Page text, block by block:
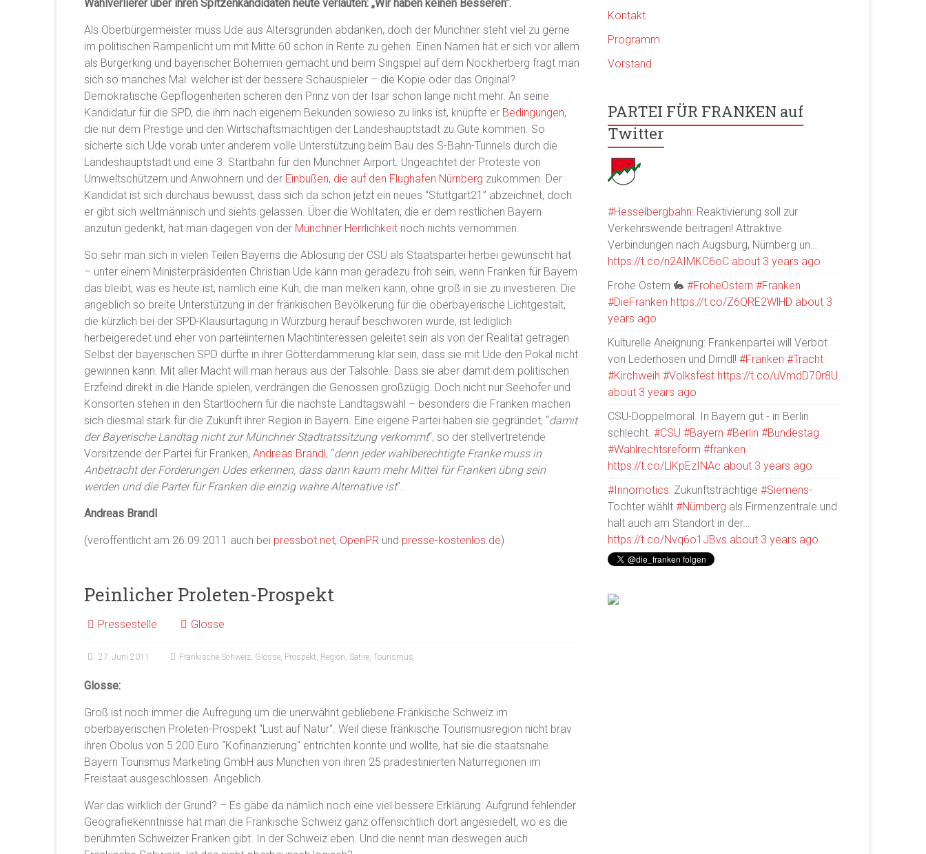
Wahlverlierer über ihren Spitzenkandidaten heute verlauten: „Wir haben keinen Besseren“.
Als Oberbürgermeister muss Ude aus Altersgründen abdanken, doch der Münchner steht viel zu gerne
im politischen Rampenlicht um mit Mitte 60 schon in Rente zu gehen. Einen Namen hat er sich vor allem
als Bürgerking und bayerischer Bohemien gemacht und beim Singspiel auf dem Nockherberg fragt man
sich so manches Mal: welcher ist der bessere Schauspieler – die Kopie oder das Original?
Demokratische Gepflogenheiten scheren den Prinz von der Isar schon lange nicht mehr. An seine
Kandidatur für die SPD, die ihm nach eigenem Bekunden sowieso zu links ist, knüpfte er Bedingungen,
die nur dem Prestige und den Wirtschaftsmächtigen der Landeshauptstadt zu Gute kommen. So
sicherte sich Ude vorab unter anderem volle Unterstützung beim Bau des S-Bahn-Tunnels durch die
Landeshauptstadt und eine 3. Startbahn für den Münchner Airport. Ungeachtet der Proteste von
Umweltschützern und Anwohnern und der Einbußen, die auf den Flughafen Nürnberg zukommen. Der
Kandidat ist sich durchaus bewusst, dass sich da schon jetzt ein neues “Stuttgart21” abzeichnet, doch
er gibt sich weltmännisch und siehts gelassen. Über die Wohltaten, die er dem restlichen Bayern
anzutun gedenkt, hat man dagegen von der Münchner Herrlichkeit noch nichts vernommen.
So sehr man sich in vielen Teilen Bayerns die Ablösung der CSU als Staatspartei herbei gewünscht hat
– unter einem Ministerpräsidenten Christian Ude kann man geradezu froh sein, wenn Franken für Bayern
das bleibt, was es heute ist, nämlich eine Kuh, die man melken kann, ohne groß in sie zu investieren. Die
angeblich so breite Unterstützung in der fränkischen Bevölkerung für die oberbayerische Lichtgestalt,
die kürzlich bei der SPD-Klausurtagung in Würzburg herauf beschworen wurde, ist lediglich
herbeigeredet und eher von parteiinternen Machtinteressen geleitet sein als von der Realität getragen.
Selbst der bayerischen SPD dürfte in ihrer Götterdämmerung klar sein, dass sie mit Ude den Pokal nicht
gewinnen kann. Mit aller Macht will man heraus aus der Talsohle. Dass sie aber damit dem politischen
Erzfeind direkt in die Hände spielen, verdrängen die Genossen großzügig. Doch nicht nur Seehofer und
Konsorten stehen in den Startlöchern für die nächste Landtagswahl – besonders die Franken machen
sich diesmal stark für die Zukunft ihrer Region in Bayern. Eine eigene Partei haben sie gegründet, “damit
der Bayerische Landtag nicht zur Münchner Stadtratssitzung verkommt“, so der stellvertretende
Vorsitzende der Partei für Franken, Andreas Brandl, “denn jeder wahlberechtigte Franke muss in
Anbetracht der Forderungen Udes erkennen, dass dann kaum mehr Mittel für Franken übrig sein
werden und die Partei für Franken die einzig wahre Alternative ist“.
Andreas Brandl
(veröffentlicht am 26.09.2011 auch bei pressbot.net, OpenPR und presse-kostenlos.de)
Peinlicher Proleten-Prospekt
Pressestelle Glosse
27. Juni 2011 Fränkische Schweiz, Glosse, Prospekt, Region, Satire, Tourismus
Glosse:
Groß ist noch immer die Aufregung um die unerwähnt gebliebene Fränkische Schweiz im
oberbayerischen Proleten-Prospekt “Lust auf Natur“. Weil diese fränkische Tourismusregion nicht brav
ihren Obolus von 5.200 Euro “Kofinanzierung“ entrichten konnte und wollte, hat sie die staatsnahe
Bayern Tourismus Marketing GmbH aus München von ihren 25 prädestinierten Naturregionen im
Freistaat ausgeschlossen. Angeblich.
War das wirklich der Grund? – Es gäbe da nämlich noch eine viel bessere Erklärung: Aufgrund fehlender
Geografiekenntnisse hat man die Fränkische Schweiz ganz offensichtlich dort angesiedelt, wo es die
berühmten Schweizer Franken gibt. In der Schweiz eben. Und die nennt man deswegen auch
Kontakt
Programm
Vorstand
PARTEI FÜR FRANKEN auf
Twitter
#Hesselbergbahn: Reaktivierung soll zur
Verkehrswende beitragen! Attraktive
Verbindungen nach Augsburg, Nürnberg un…
https://t.co/n2AIMKC6oC about 3 years ago
Frohe Ostern 🐇#FroheOstern #Franken
#DieFranken https://t.co/Z6QRE2WlHD about 3
years ago
Kulturelle Aneignung: Frankenpartei will Verbot
von Lederhosen und Dirndl!#Franken #Tracht
#Kirchweih #Volksfest https://t.co/uVmdD70r8U
about 3 years ago
CSU-Doppelmoral. In Bayern gut - in Berlin
schlecht.#CSU #Bayern #Berlin #Bundestag
#Wahlrechtsreform #franken
https://t.co/LlKpEzINAc about 3 years ago
#Innomotics: Zukunftsträchtige#Siemens-
Tochter wählt#Nürnberg als Firmenzentrale und
hält auch am Standort in der…
https://t.co/Nvq6o1JBvs about 3 years ago